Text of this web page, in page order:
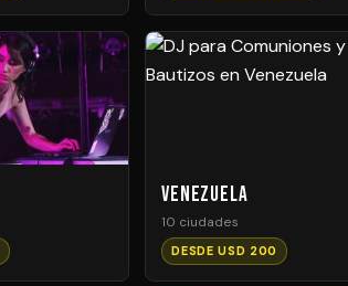
Venezuela
10 ciudades
DESDE USD 200